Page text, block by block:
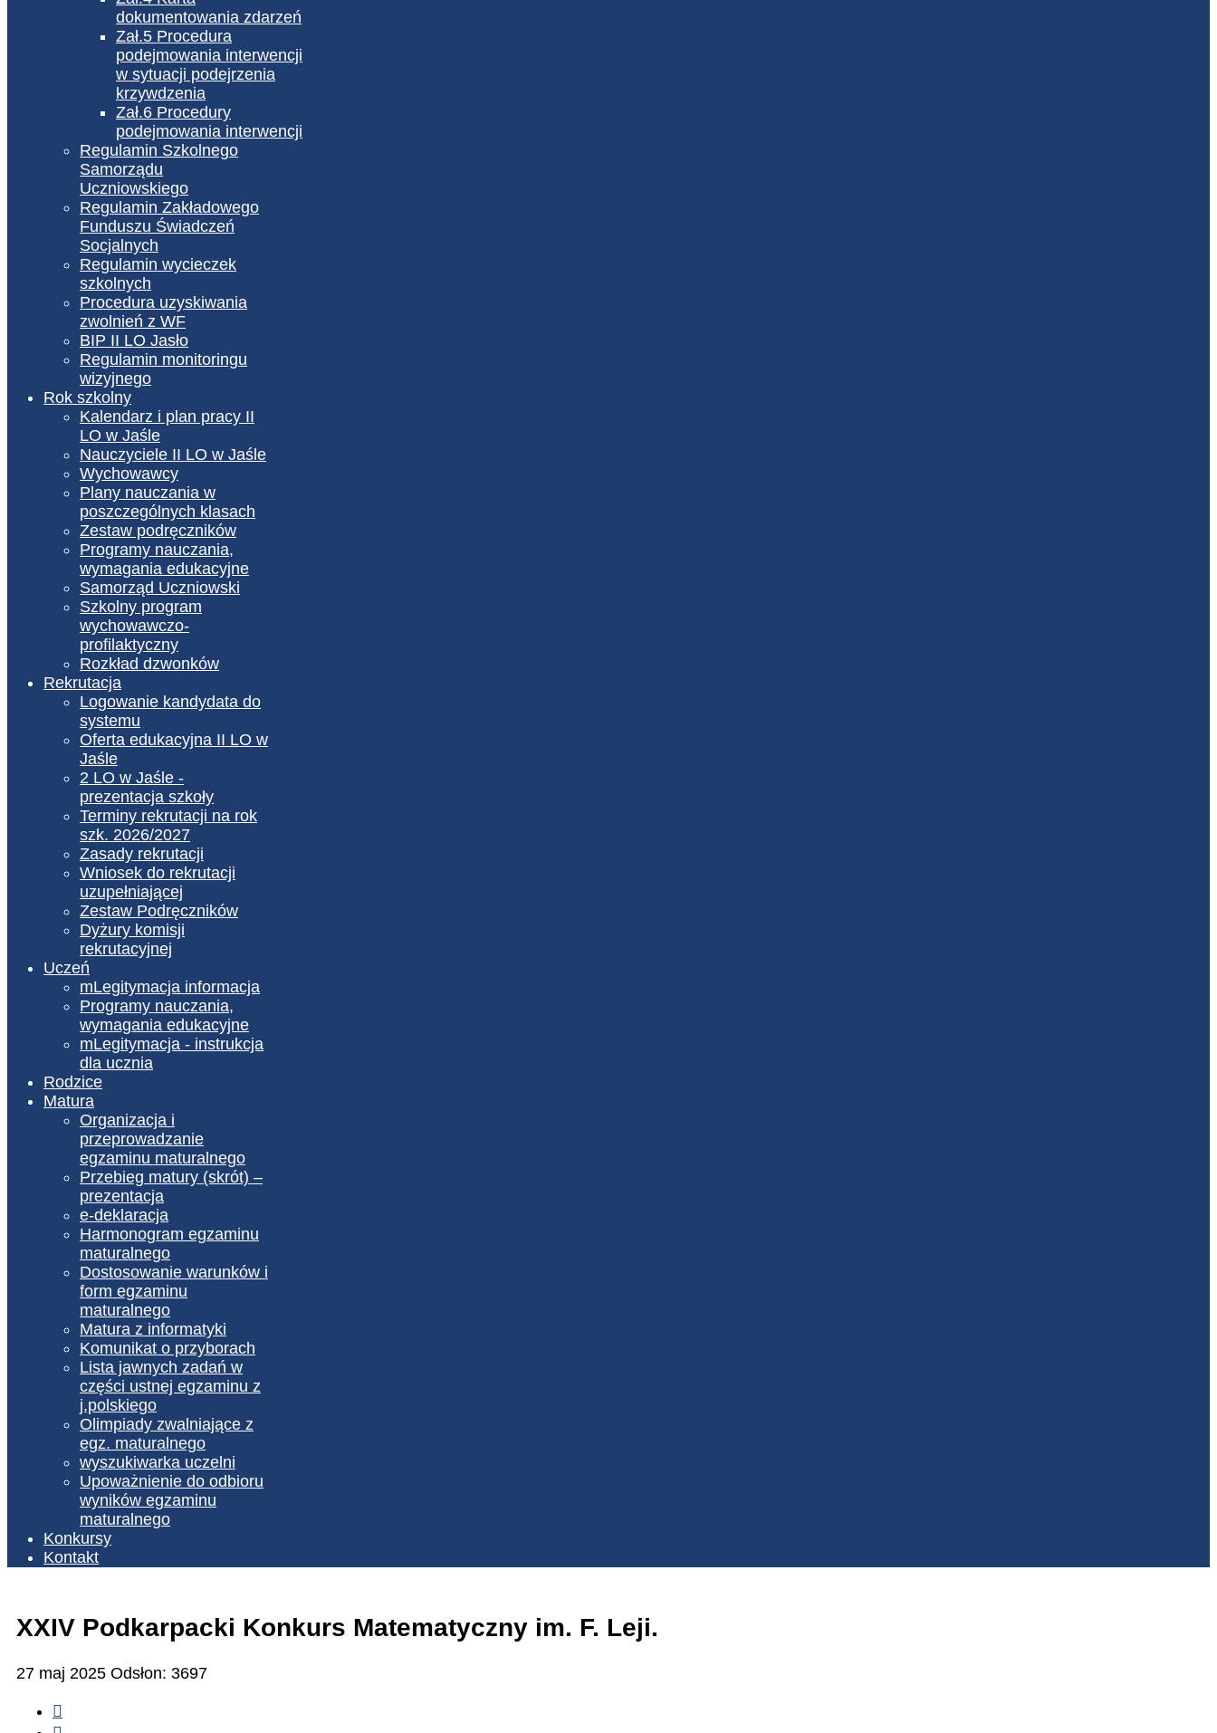
dokumentowania zdarzeń
Zał.5 Procedura
podejmowania interwencji
w sytuacji podejrzenia
krzywdzenia
Zał.6 Procedury
podejmowania interwencji
Regulamin Szkolnego
Samorządu
Uczniowskiego
Regulamin Zakładowego
Funduszu Świadczeń
Socjalnych
Regulamin wycieczek
szkolnych
Procedura uzyskiwania
zwolnień z WF
BIP II LO Jasło
Regulamin monitoringu
wizyjnego
Rok szkolny
Kalendarz i plan pracy II
LO w Jaśle
Nauczyciele II LO w Jaśle
Wychowawcy
Plany nauczania w
poszczególnych klasach
Zestaw podręczników
Programy nauczania,
wymagania edukacyjne
Samorząd Uczniowski
Szkolny program
wychowawczo-
profilaktyczny
Rozkład dzwonków
Rekrutacja
Logowanie kandydata do
systemu
Oferta edukacyjna II LO w
Jaśle
2 LO w Jaśle -
prezentacja szkoły
Terminy rekrutacji na rok
szk. 2026/2027
Zasady rekrutacji
Wniosek do rekrutacji
uzupełniającej
Zestaw Podręczników
Dyżury komisji
rekrutacyjnej
Uczeń
mLegitymacja informacja
Programy nauczania,
wymagania edukacyjne
mLegitymacja - instrukcja
dla ucznia
Rodzice
Matura
Organizacja i
przeprowadzanie
egzaminu maturalnego
Przebieg matury (skrót) –
prezentacja
e-deklaracja
Harmonogram egzaminu
maturalnego
Dostosowanie warunków i
form egzaminu
maturalnego
Matura z informatyki
Komunikat o przyborach
Lista jawnych zadań w
części ustnej egzaminu z
j.polskiego
Olimpiady zwalniające z
egz. maturalnego
wyszukiwarka uczelni
Upoważnienie do odbioru
wyników egzaminu
maturalnego
Konkursy
Kontakt
XXIV Podkarpacki Konkurs Matematyczny im. F. Leji.
27 maj 2025 Odsłon: 3697